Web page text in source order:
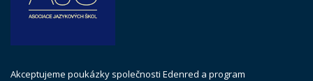
Akceptujeme poukázky společnosti Edenred a program